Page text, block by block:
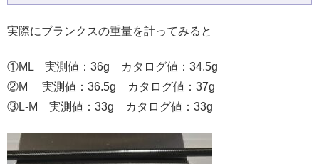
実際にブランクスの重量を計ってみると
①ML 実測値：36g カタログ値：34.5g
②M 実測値：36.5g カタログ値：37g
③L-M 実測値：33g カタログ値：33g